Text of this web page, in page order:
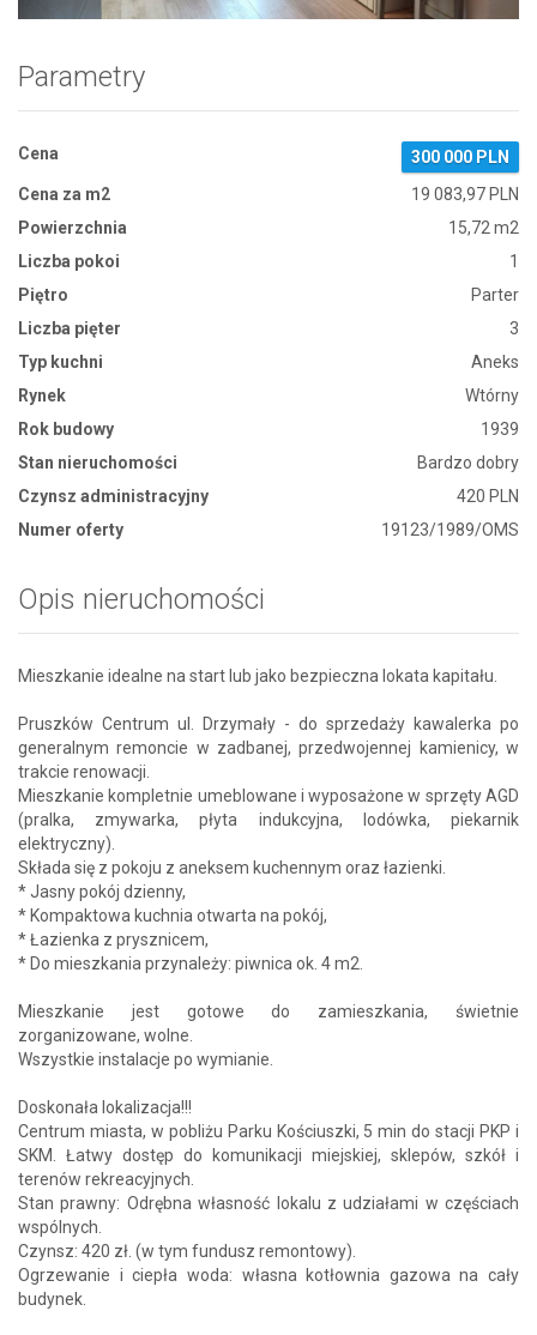
Parametry
Cena
300 000 PLN
Cena za m2
19 083,97 PLN
Powierzchnia
15,72 m2
Liczba pokoi
1
Piętro
Parter
Liczba pięter
3
Typ kuchni
Aneks
Rynek
Wtórny
Rok budowy
1939
Stan nieruchomości
Bardzo dobry
Czynsz administracyjny
420 PLN
Numer oferty
19123/1989/OMS
Opis nieruchomości
Mieszkanie idealne na start lub jako bezpieczna lokata kapitału.
Pruszków Centrum ul. Drzymały - do sprzedaży kawalerka po
generalnym remoncie w zadbanej, przedwojennej kamienicy, w
trakcie renowacji.
Mieszkanie kompletnie umeblowane i wyposażone w sprzęty AGD
(pralka, zmywarka, płyta indukcyjna, lodówka, piekarnik
elektryczny).
Składa się z pokoju z aneksem kuchennym oraz łazienki.
* Jasny pokój dzienny,
* Kompaktowa kuchnia otwarta na pokój,
* Łazienka z prysznicem,
* Do mieszkania przynależy: piwnica ok. 4 m2.
Mieszkanie jest gotowe do zamieszkania, świetnie
zorganizowane, wolne.
Wszystkie instalacje po wymianie.
Doskonała lokalizacja!!!
Centrum miasta, w pobliżu Parku Kościuszki, 5 min do stacji PKP i
SKM. Łatwy dostęp do komunikacji miejskiej, sklepów, szkół i
terenów rekreacyjnych.
Stan prawny: Odrębna własność lokalu z udziałami w częściach
wspólnych.
Czynsz: 420 zł. (w tym fundusz remontowy).
Ogrzewanie i ciepła woda: własna kotłownia gazowa na cały
budynek.